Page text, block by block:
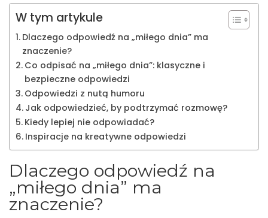
W tym artykule
Dlaczego odpowiedź na „miłego dnia” ma
znaczenie?
Co odpisać na „miłego dnia”: klasyczne i
bezpieczne odpowiedzi
Odpowiedzi z nutą humoru
Jak odpowiedzieć, by podtrzymać rozmowę?
Kiedy lepiej nie odpowiadać?
Inspiracje na kreatywne odpowiedzi
Dlaczego odpowiedź na
„miłego dnia” ma
znaczenie?